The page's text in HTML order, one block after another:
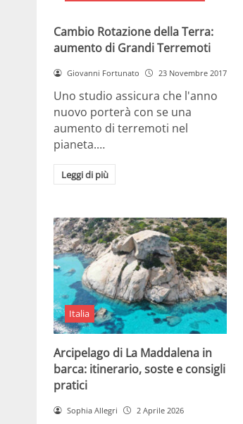
Cambio Rotazione della Terra:
aumento di Grandi Terremoti
Giovanni Fortunato 23 Novembre 2017
Uno studio assicura che l'anno
nuovo porterà con se una
aumento di terremoti nel
pianeta.…
Leggi di più
Italia
Arcipelago di La Maddalena in
barca: itinerario, soste e consigli
pratici
Sophia Allegri 2 Aprile 2026